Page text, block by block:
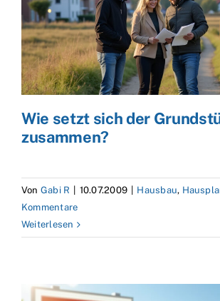
Wie setzt sich der
zusammen?
Von Gabi R 10.07.2009 Hausbau,
Kommentare
Weiterlesen